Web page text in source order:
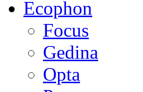
Ecophon
Focus
Gedina
Opta